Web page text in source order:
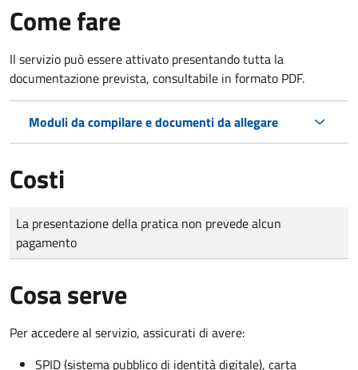
Come fare
Il servizio può essere attivato presentando tutta la
documentazione prevista, consultabile in formato PDF.
Moduli da compilare e documenti da allegare
Costi
Tipo di pagamento
Importo
La presentazione della pratica non prevede alcun
pagamento
Cosa serve
Per accedere al servizio, assicurati di avere:
SPID (sistema pubblico di identità digitale), carta